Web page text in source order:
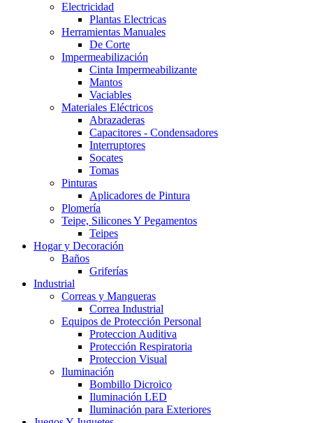
Electricidad
Plantas Electricas
Herramientas Manuales
De Corte
Impermeabilización
Cinta Impermeabilizante
Mantos
Vaciables
Materiales Eléctricos
Abrazaderas
Capacitores - Condensadores
Interruptores
Socates
Tomas
Pinturas
Aplicadores de Pintura
Plomería
Teipe, Silicones Y Pegamentos
Teipes
Hogar y Decoración
Baños
Griferías
Industrial
Correas y Mangueras
Correa Industrial
Equipos de Protección Personal
Proteccion Auditiva
Protección Respiratoria
Proteccion Visual
Iluminación
Bombillo Dicroico
Iluminación LED
Iluminación para Exteriores